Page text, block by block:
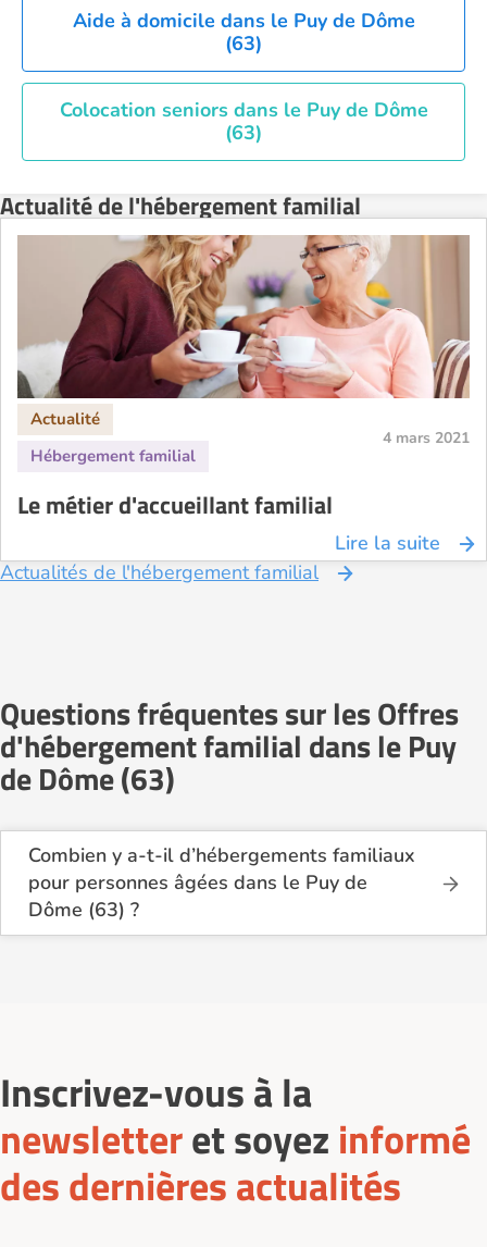
Aide à domicile dans le Puy de Dôme
(63)
Colocation seniors dans le Puy de Dôme
(63)
Actualité de l'hébergement familial
4 mars 2021
Le métier d'accueillant familial
Lire la suite
Actualités de l'hébergement familial
Questions fréquentes sur les Offres
d'hébergement familial dans le Puy
de Dôme (63)
Combien y a-t-il d’hébergements familiaux
pour personnes âgées dans le Puy de
Dôme (63) ?
Sur Logement-seniors.com, on recense actuellement
établissement collectif.
Inscrivez-vous à la
newsletteret soyez informé
des dernières actualités